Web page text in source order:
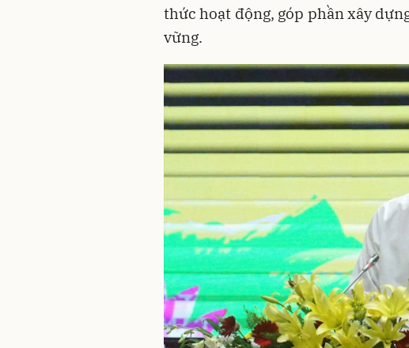
thức hoạt động, góp phần xây
vững.